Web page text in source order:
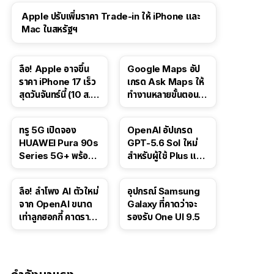
Apple ปรับเพิ่มราคา Trade-in ให้ iPhone และ
Mac ในสหรัฐฯ
ลือ! Apple อาจขึ้น
ราคา iPhone 17 เร็ว
สุดวันจันทร์นี้ (10 ส.ค.
Google Maps อัป
เกรด Ask Maps ให้
ทำงานหลายขั้นตอนได้
สาธารณะ
ทรู 5G เปิดจอง
HUAWEI Pura 90s
Series 5G+ พร้อม
OpenAI อัปเกรด
GPT-5.6 Sol ใหม่
สำหรับผู้ใช้ Plus และ
ลือ! ลำโพง AI ตัวใหม่
จาก OpenAI ขนาด
เท่าลูกฮอกกี้ คาดราคา
อุปกรณ์ Samsung
Galaxy ที่คาดว่าจะ
รองรับ One UI 9.5